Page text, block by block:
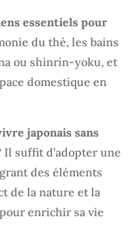
essentiels pour
du thé, les bains
ou shinrin-yoku, et
domestique en
japonais sans
Il suffit d’adopter une
des éléments
de la nature et la
enrichir sa vie